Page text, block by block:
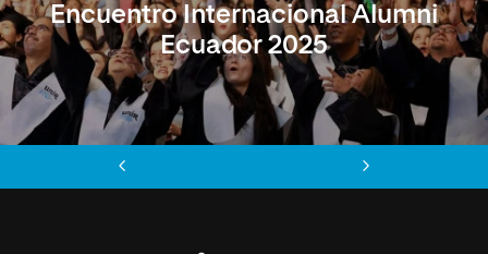
Encuentro Internacional Alumni
Ecuador 2025